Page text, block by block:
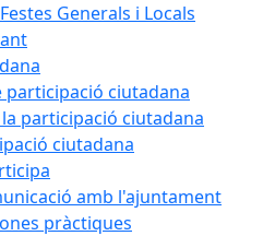
Generals i Locals
participació ciutadana
participació ciutadana
ciutadana
amb l'ajuntament
pràctiques